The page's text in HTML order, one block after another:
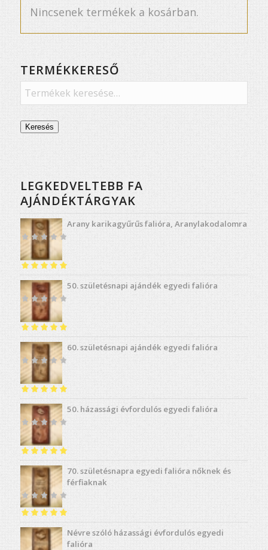
Nincsenek termékek a kosárban.
TERMÉKKERESŐ
Keresés
LEGKEDVELTEBB FA
AJÁNDÉKTÁRGYAK
Arany karikagyűrűs falióra, Aranylakodalomra
Értékelés:4.98
/ 5
50. születésnapi ajándék egyedi falióra
Értékelés:5.00
/ 5
60. születésnapi ajándék egyedi falióra
Értékelés:5.00
/ 5
50. házassági évfordulós egyedi falióra
Értékelés:5.00
/ 5
70. születésnapra egyedi falióra nőknek és
férfiaknak
Értékelés:5.00
/ 5
Névre szóló házassági évfordulós egyedi
falióra